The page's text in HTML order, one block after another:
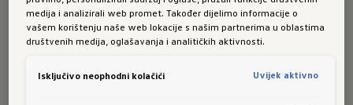
funkciju pretvaranja struje iz javne mreže
izmjenične struje u potrebnu istosmjernu struju.
Kod druge vrste punjenja, tzv. DC punjenja,
medija i analizirali web promet. Također dijelimo informacije o
vašem korištenju naše web lokacije s našim partnerima u oblastima
društvenih medija, oglašavanja i analitičkih aktivnosti.
Isključivo neophodni kolačići Uvijek aktivno